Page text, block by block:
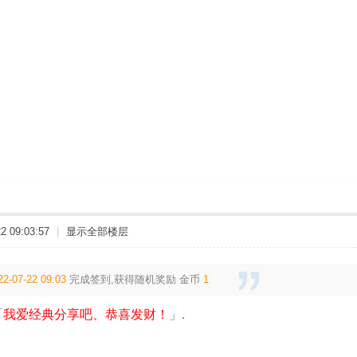
09:03:57 显示全部楼层
07-22 09:03 完成签到,获得随机奖励 金币 1
我爱经典分享吧、恭喜发财！ 」.